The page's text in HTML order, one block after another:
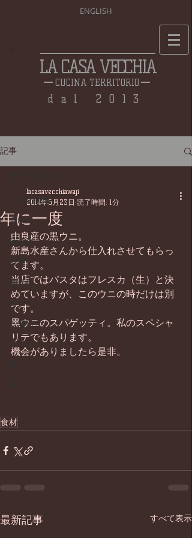
ENGLISH
LA CASA VECCHIA
CUCINA TERRITORIO
dal 2013
記事
全ての記事
食材
仕込み
料理
畑仕事
日常
お知らせ
ワイン
年に一度
lacasavecchiawaji
2014年5月23日 読了時間: 1分
由良産の黒ウニ。
新島水産さんから仕入れさせてもらっ
てます。
当店ではパスタはフレスカ（生）と決
めていますが、このウニの時だけは別
です。
黒ウニのスパゲッティ。私のスペシャ
リテでもあります。
機会がありましたら是非。
食材
最新記事 すべて表示